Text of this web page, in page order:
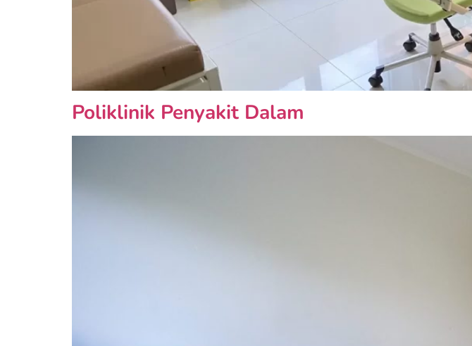
Poliklinik Penyakit Dalam